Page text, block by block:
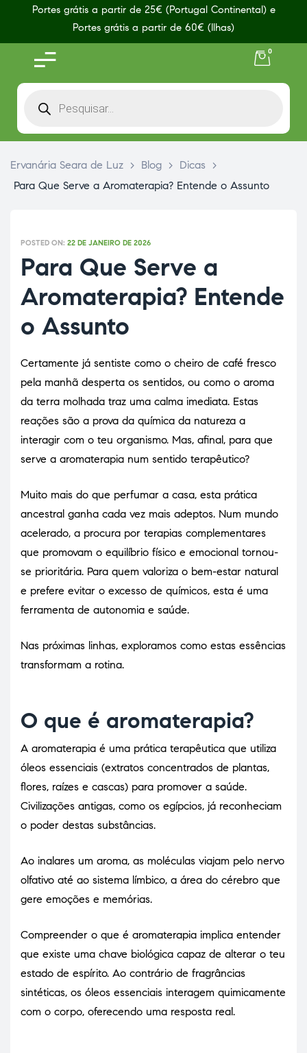
Portes grátis a partir de 25€ (Portugal Continental) e
Portes grátis a partir de 60€ (Ilhas)
0
Ervanária Seara de Luz > Blog > Dicas
>
Para Que Serve a Aromaterapia? Entende o Assunto
POSTED ON: 22 DE JANEIRO DE 2026
Para Que Serve a
Aromaterapia? Entende
o Assunto
Certamente já sentiste como o cheiro de café fresco
pela manhã desperta os sentidos, ou como o aroma
da terra molhada traz uma calma imediata. Estas
reações são a prova da química da natureza a
interagir com o teu organismo. Mas, afinal, para que
serve a aromaterapia num sentido terapêutico?
Muito mais do que perfumar a casa, esta prática
ancestral ganha cada vez mais adeptos. Num mundo
acelerado, a procura por terapias complementares
que promovam o equilíbrio físico e emocional tornou-
se prioritária. Para quem valoriza o bem-estar natural
e prefere evitar o excesso de químicos, esta é uma
ferramenta de autonomia e saúde.
Nas próximas linhas, exploramos como estas essências
transformam a rotina.
O que é aromaterapia?
A aromaterapia é uma prática terapêutica que utiliza
óleos essenciais (extratos concentrados de plantas,
flores, raízes e cascas) para promover a saúde.
Civilizações antigas, como os egípcios, já reconheciam
o poder destas substâncias.
Ao inalares um aroma, as moléculas viajam pelo nervo
olfativo até ao sistema límbico, a área do cérebro que
gere emoções e memórias.
Compreender o que é aromaterapia implica entender
que existe uma chave biológica capaz de alterar o teu
estado de espírito. Ao contrário de fragrâncias
sintéticas, os óleos essenciais interagem quimicamente
com o corpo, oferecendo uma resposta real.